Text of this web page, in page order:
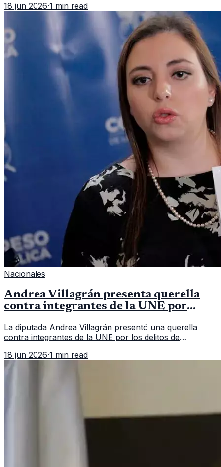
importar edad.
18 jun 2026·1 min read
Nacionales
Andrea Villagrán presenta querella
contra integrantes de la UNE por
La diputada Andrea Villagrán presentó una querella
contra integrantes de la UNE por los delitos de
18 jun 2026·1 min read